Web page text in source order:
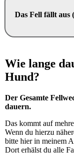
Das Fell fällt
Wie lange
Hund?
Der Gesamte
dauern.
Das kommt auf
Wenn du hierzu
bitte hier in meinem
Dort erhälst du alle